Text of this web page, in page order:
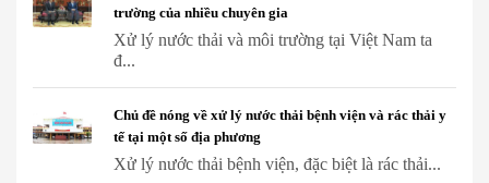
trường của nhiều chuyên gia
Xử lý nước thải và môi trường tại Việt Nam ta
đ...
Chủ đề nóng về xử lý nước thải bệnh viện và rác thải y
tế tại một số địa phương
Xử lý nước thải bệnh viện, đặc biệt là rác thải...